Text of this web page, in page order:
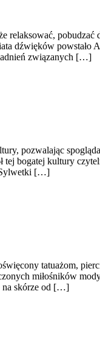
pobudzać
dźwięków powstało
związanych […]
pozwalając
tej bogatej kultury
Sylwetki […]
tatuażom,
miłośników
na skórze od […]